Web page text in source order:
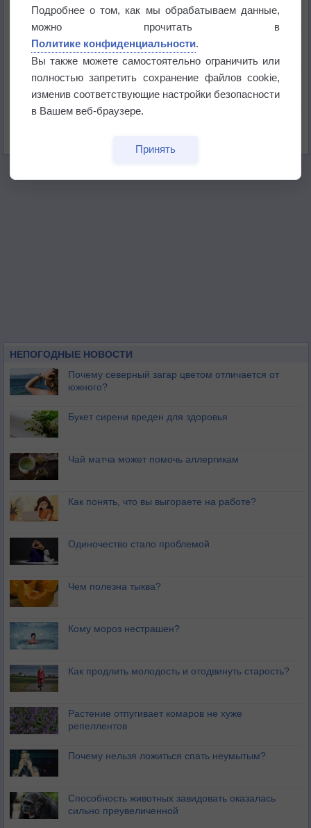
Погода в Санкт-Петербурге 6 августа
Погода в Москве 6 августа
Июль в России стал самым тёплым за всю
НЕПОГОДНЫЕ НОВОСТИ
Почему северный загар цветом отличается от
южного?
Букет сирени вреден для здоровья
Чай матча может помочь аллергикам
Как понять, что вы выгораете на работе?
Одиночество стало проблемой
Чем полезна тыква?
Кому мороз нестрашен?
Как продлить молодость и отодвинуть старость?
Растение отпугивает комаров не хуже
репеллентов
Почему нельзя ложиться спать неумытым?
Способность животных завидовать оказалась
сильно преувеличенной
Подробнее о том, как мы обрабатываем данные,
можно прочитать в
Политике конфиденциальности.
Вы также можете самостоятельно ограничить или
полностью запретить сохранение файлов cookie,
изменив соответствующие настройки безопасности
в Вашем веб-браузере.
Принять